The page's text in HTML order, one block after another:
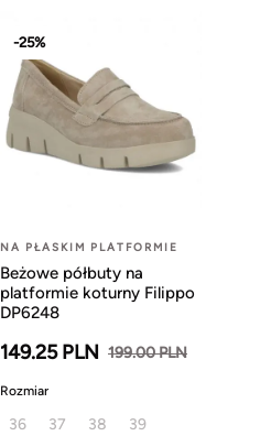
-25%
NA PŁASKIM PLATFORMIE
Beżowe półbuty na
platformie koturny Filippo
DP6248
149.25 PLN 199.00 PLN
Rozmiar
36 37 38
39